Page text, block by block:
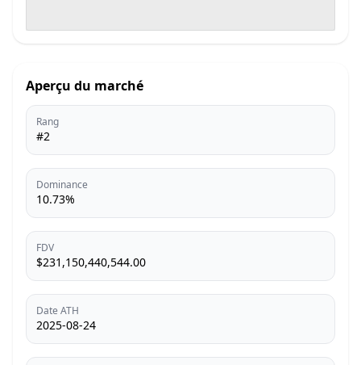
Aperçu du marché
Rang
#2
Dominance
10.73%
FDV
$231,150,440,544.00
Date ATH
2025-08-24